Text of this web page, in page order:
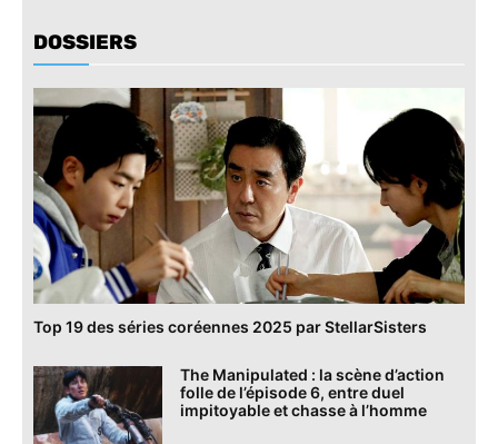
DOSSIERS
Top 19 des séries coréennes 2025 par StellarSisters
The Manipulated : la scène d’action
folle de l’épisode 6, entre duel
impitoyable et chasse à l’homme